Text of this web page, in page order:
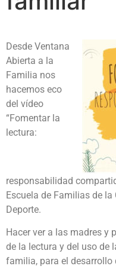
Desde Ventana
Abierta a la
Familia nos
hacemos eco
del vídeo
“Fomentar la
lectura:
responsabilidad
Escuela de Familias de
Deporte.
Hacer ver a las madres
de la lectura y del uso de
familia, para el desarrollo